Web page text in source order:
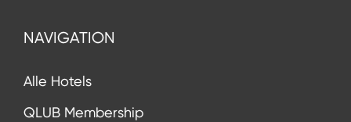
NAVIGATION
Alle Hotels
QLUB Membership